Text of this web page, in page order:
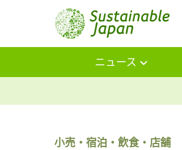
ニュース
小売・宿泊・飲食・店舗